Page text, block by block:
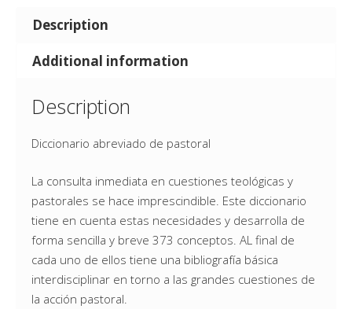
Description
Additional information
Description
Diccionario abreviado de pastoral
La consulta inmediata en cuestiones teológicas y
pastorales se hace imprescindible. Este diccionario
tiene en cuenta estas necesidades y desarrolla de
forma sencilla y breve 373 conceptos. AL final de
cada uno de ellos tiene una bibliografía básica
interdisciplinar en torno a las grandes cuestiones de
la acción pastoral.